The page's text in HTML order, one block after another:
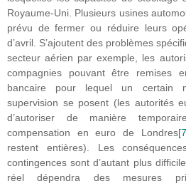
Royaume-Uni. Plusieurs usines
prévu de fermer ou réduire leurs
d’avril. S’ajoutent des problèmes
secteur aérien par exemple, les
compagnies pouvant être remises
bancaire pour lequel un certain
supervision se posent (les autorités
d’autoriser de manière
compensation en euro de Londres
restent entières). Les
contingences sont d’autant plus
réel dépendra des mesures